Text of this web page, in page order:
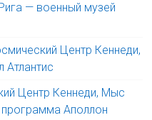
Рига — военный музей
Центр Кеннеди,
Центр Кеннеди, Мыс
Аполлон